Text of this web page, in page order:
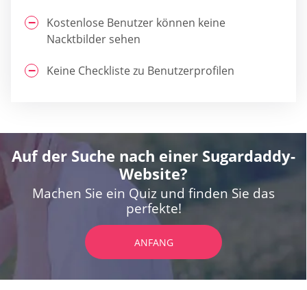
Kostenlose Benutzer können keine
Nacktbilder sehen
Keine Checkliste zu Benutzerprofilen
Auf der Suche nach einer Sugardaddy-
Website?
Machen Sie ein Quiz und finden Sie das
perfekte!
ANFANG